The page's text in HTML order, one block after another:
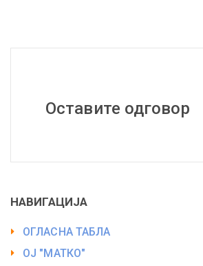
Оставите одговор
НАВИГАЦИЈА
ОГЛАСНА ТАБЛА
ОЈ "МАТКО"